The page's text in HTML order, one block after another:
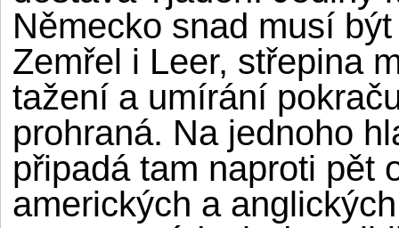
Německo snad musí
Zemřel i Leer, střepina
tažení a umírání
prohraná. Na jednoho
připadá tam naproti pět
amerických a